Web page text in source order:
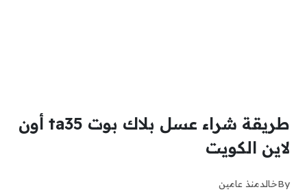
طريقة شراء عسل بلاك بوت ta35 أون
لاين الكويت
Byخالدمنذ عامين